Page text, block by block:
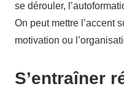
se dérouler,
On peut mettre l’accent
motivation ou
S’entraîner